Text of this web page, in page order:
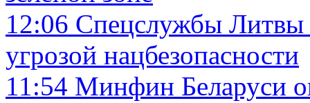
12:06 Спецслужбы Литвы
угрозой нацбезопасности
11:54 Минфин Беларуси